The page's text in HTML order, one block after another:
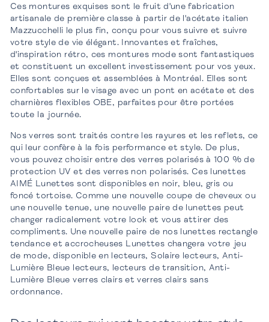
Ces montures exquises sont le fruit d'une fabrication
artisanale de première classe à partir de l'acétate italien
Mazzucchelli le plus fin, conçu pour vous suivre et suivre
votre style de vie élégant. Innovantes et fraîches,
d'inspiration rétro, ces montures mode sont fantastiques
et constituent un excellent investissement pour vos yeux.
Elles sont conçues et assemblées à Montréal. Elles sont
confortables sur le visage avec un pont en acétate et des
charnières flexibles OBE, parfaites pour être portées
toute la journée.
Nos verres sont traités contre les rayures et les reflets, ce
qui leur confère à la fois performance et style. De plus,
vous pouvez choisir entre des verres polarisés à 100 % de
protection UV et des verres non polarisés. Ces lunettes
AIMÉ Lunettes sont disponibles en noir, bleu, gris ou
foncé tortoise. Comme une nouvelle coupe de cheveux ou
une nouvelle tenue, une nouvelle paire de lunettes peut
changer radicalement votre look et vous attirer des
compliments. Une nouvelle paire de nos lunettes rectangle
tendance et accrocheuses Lunettes changera votre jeu
de mode, disponible en lecteurs, Solaire lecteurs, Anti-
Lumière Bleue lecteurs, lecteurs de transition, Anti-
Lumière Bleue verres clairs et verres clairs sans
ordonnance.